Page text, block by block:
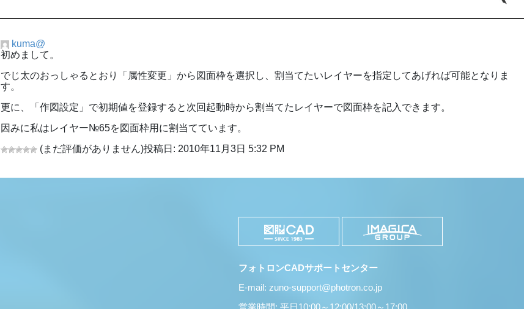
kuma@
初めまして。
でじ太のおっしゃるとおり「属性変更」から図面枠を選択し、割当てたいレイヤーを指定してあげれば可能となりま
す。
更に、「作図設定」で初期値を登録すると次回起動時から割当てたレイヤーで図面枠を記入できます。
因みに私はレイヤー№65を図面枠用に割当てています。
(まだ評価がありません)投稿日: 2010年11月3日 5:32 PM
フォトロンCADサポートセンター
E-mail: zuno-support@photron.co.jp
営業時間: 平日10:00～12:00/13:00～17:00